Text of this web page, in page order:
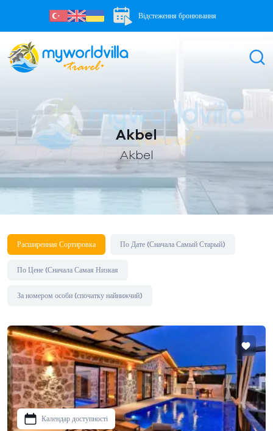
Відстеження бронювання
Akbel
Akbel
Расширенная Сортировка По Дате (Сначала Самый Старый)
По Цене (Сначала Самая Низкая
За номером особи (спочатку найнижчий)
Календар доступності